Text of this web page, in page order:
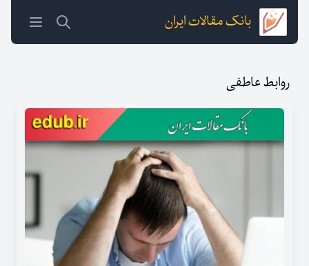
بانک مقالات ایران
روابط عاطفی